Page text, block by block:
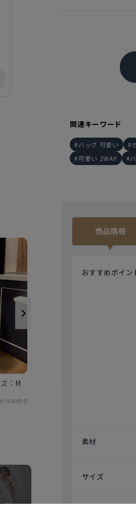
M
関連キーワード
バッグ 可愛い
可愛い 2WAY
商品情報
おすすめポイン
素材
サイズ